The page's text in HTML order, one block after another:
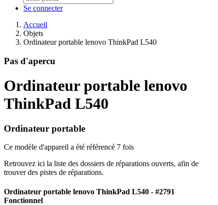
Se connecter
Accueil
Objets
Ordinateur portable lenovo ThinkPad L540
Pas d'apercu
Ordinateur portable lenovo
ThinkPad L540
Ordinateur portable
Ce modèle d'appareil a été référencé 7 fois
Retrouvez ici la liste des dossiers de réparations ouverts, afin de
trouver des pistes de réparations.
Ordinateur portable lenovo ThinkPad L540 - #2791
Fonctionnel